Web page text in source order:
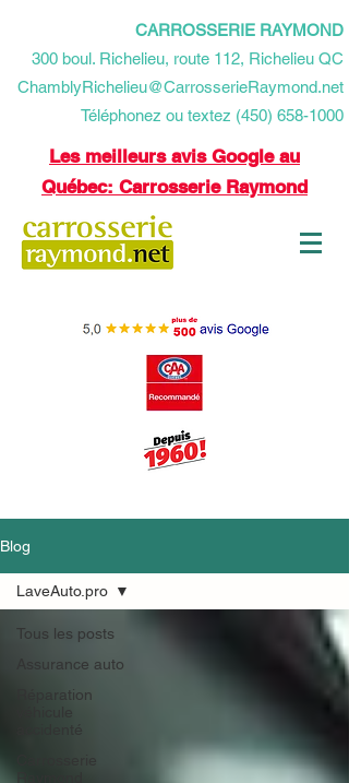
CARROSSERIE RAYMOND
​300 boul. Richelieu, route 112, Richelieu QC
ChamblyRichelieu@CarrosserieRaymond.net
Téléphonez ou textez (450) 658-1000
Les meilleurs avis Google au
Québec: Carrosserie Raymond
Blog
Tous les posts
Assurance auto
Réparation
véhicule
LaveAuto.pro